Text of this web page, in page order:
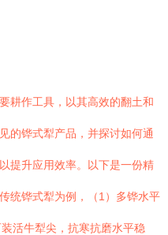
耕作工具，以其高效的翻土和
的铧式犁产品，并探讨如何通
提升应用效率。以下是一份精
统铧式犁为例，（1）多铧水平
活牛犁尖，抗寒抗磨水平稳